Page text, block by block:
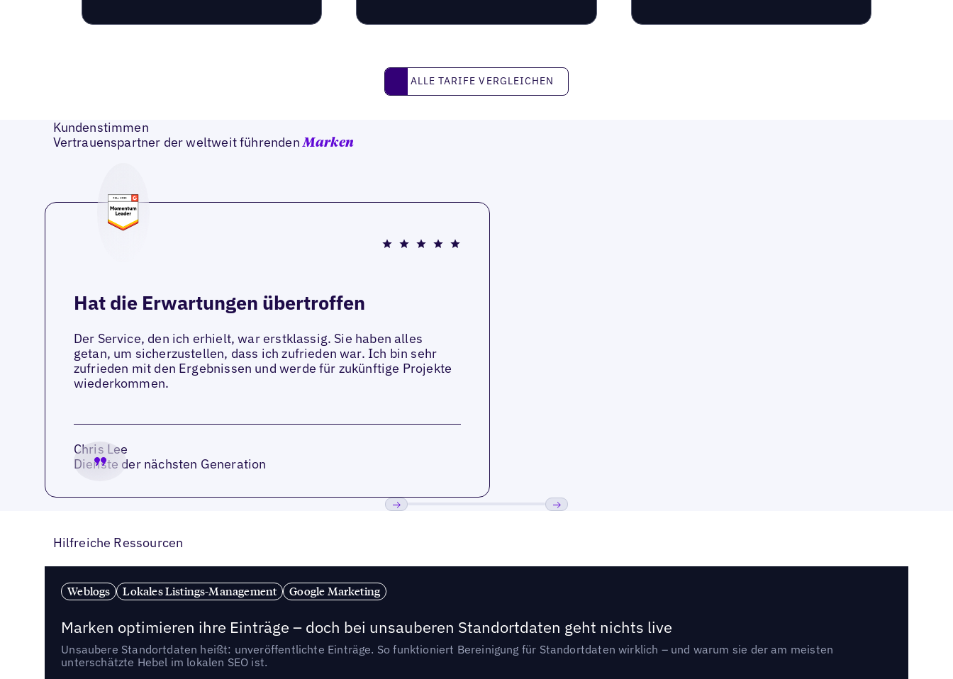
Alle Tarife vergleichen
ALLE TARIFE VERGLEICHEN
Kundenstimmen
Vertrauenspartner der weltweit führendenMarken
Hat die Erwartungen übertroffen
Der Service, den ich erhielt, war erstklassig. Sie haben alles
getan, um sicherzustellen, dass ich zufrieden war. Ich bin sehr
zufrieden mit den Ergebnissen und werde für zukünftige Projekte
wiederkommen.
Chris Lee
Dienste der nächsten Generation
Hilfreiche Ressourcen
Weblogs Lokales Listings-Management Google Marketing
Marken optimieren ihre Einträge – doch bei unsauberen Standortdaten geht nichts live
Unsaubere Standortdaten heißt: unveröffentlichte Einträge. So funktioniert Bereinigung für Standortdaten wirklich – und warum sie der am meisten
unterschätzte Hebel im lokalen SEO ist.